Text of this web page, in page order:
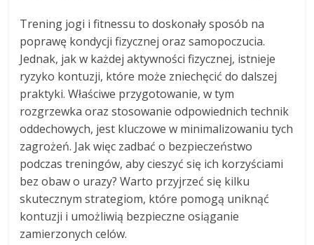
Trening jogi i fitnessu to doskonały sposób na
poprawę kondycji fizycznej oraz samopoczucia.
Jednak, jak w każdej aktywności fizycznej, istnieje
ryzyko kontuzji, które może zniechęcić do dalszej
praktyki. Właściwe przygotowanie, w tym
rozgrzewka oraz stosowanie odpowiednich technik
oddechowych, jest kluczowe w minimalizowaniu tych
zagrożeń. Jak więc zadbać o bezpieczeństwo
podczas treningów, aby cieszyć się ich korzyściami
bez obaw o urazy? Warto przyjrzeć się kilku
skutecznym strategiom, które pomogą uniknąć
kontuzji i umożliwią bezpieczne osiąganie
zamierzonych celów.